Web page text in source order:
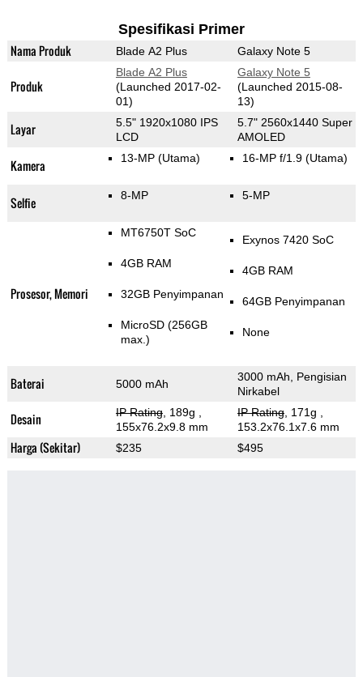
Spesifikasi Primer
Nama Produk Blade A2 Plus Galaxy Note 5
Produk
Blade A2 Plus
(Launched 2017-02-
01)
Galaxy Note 5
(Launched 2015-08-
13)
Layar
5.5" 1920x1080 IPS
LCD
5.7" 2560x1440 Super
AMOLED
Kamera 13-MP (Utama) 16-MP f/1.9 (Utama)
Selfie 8-MP 5-MP
Prosesor, Memori
MT6750T SoC
4GB RAM
32GB Penyimpanan
MicroSD (256GB
max.)
Exynos 7420 SoC
4GB RAM
64GB Penyimpanan
None
Baterai 5000 mAh
3000 mAh, Pengisian
Nirkabel
Desain IP Rating, 189g
155x76.2x9.8 mm
IP Rating, 171g
153.2x76.1x7.6 mm
Harga (Sekitar) $235 $495